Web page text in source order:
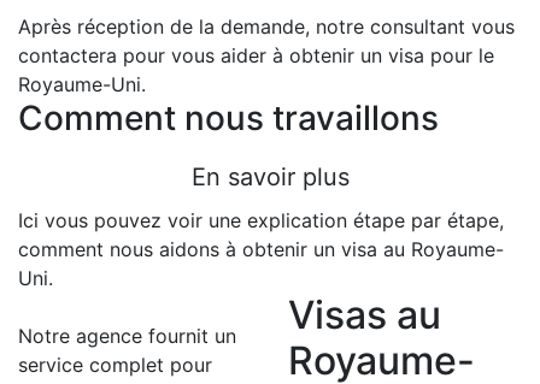
Après réception de la demande, notre consultant vous
contactera pour vous aider à obtenir un visa pour le
Royaume-Uni.
Comment nous travaillons
En savoir plus
Ici vous pouvez voir une explication étape par étape,
comment nous aidons à obtenir un visa au Royaume-
Uni.
Notre agence fournit un
service complet pour
Visas au
Royaume-